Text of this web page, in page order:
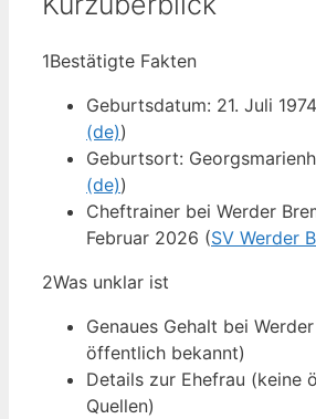
1Bestätigte Fakten
Geburtsdatum: 21. Juli
(de))
Geburtsort:
(de))
Cheftrainer bei Werder
Februar 2026 (SV Werder
2Was unklar ist
Genaues Gehalt bei
öffentlich bekannt)
Details zur Ehefrau (keine
Quellen)